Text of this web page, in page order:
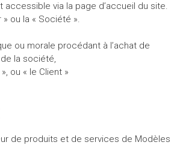
via la page d’accueil du site.
» ou la « Société ».
ou morale procédant à l’achat de
la société,
ou « le Client »
de produits et de services de Modèles